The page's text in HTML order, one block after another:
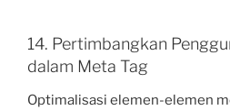
14. Pertimbangkan
dalam Meta Tag
Optimalisasi elemen-elemen